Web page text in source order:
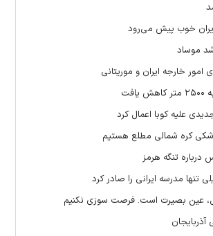
خوب پیش می‌رود
موساد
امور خارجه ایران و موریتانی
علیه کوبا اعمال کرد
کره شمالی مطلع هستیم
تنگه هرمز
تنها مدرسه ایرانی را صادر کرد
عین بصیرت است. فرصت سوزی نکنیم
آذربایجان